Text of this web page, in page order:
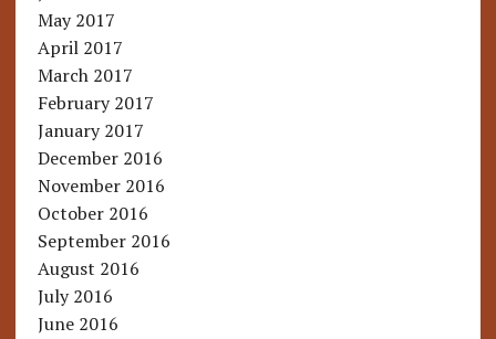
May 2017
April 2017
March 2017
February 2017
January 2017
December 2016
November 2016
October 2016
September 2016
August 2016
July 2016
June 2016